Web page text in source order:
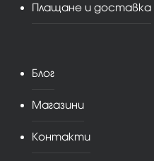
Плащане и доставка
Блог
Магазини
Контакти